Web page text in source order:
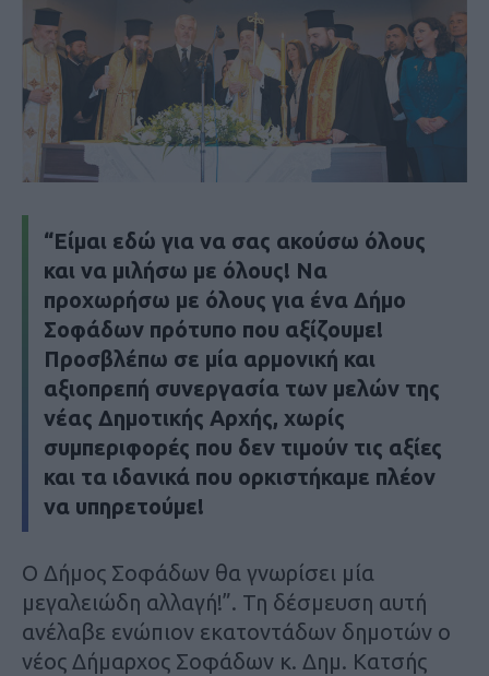
“Είμαι εδώ για να σας ακούσω όλους
και να μιλήσω με όλους! Να
προχωρήσω με όλους για ένα Δήμο
Σοφάδων πρότυπο που αξίζουμε!
Προσβλέπω σε μία αρμονική και
αξιοπρεπή συνεργασία των μελών της
νέας Δημοτικής Αρχής, χωρίς
συμπεριφορές που δεν τιμούν τις αξίες
και τα ιδανικά που ορκιστήκαμε πλέον
να υπηρετούμε!
Ο Δήμος Σοφάδων θα γνωρίσει μία
μεγαλειώδη αλλαγή!”. Τη δέσμευση αυτή
ανέλαβε ενώπιον εκατοντάδων δημοτών ο
νέος Δήμαρχος Σοφάδων κ. Δημ. Κατσής